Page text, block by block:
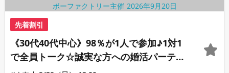
先着割引
《30代40代中心》98％が1人で参加♪1対1
で全員トーク☆誠実な方への婚活パーティ
ー